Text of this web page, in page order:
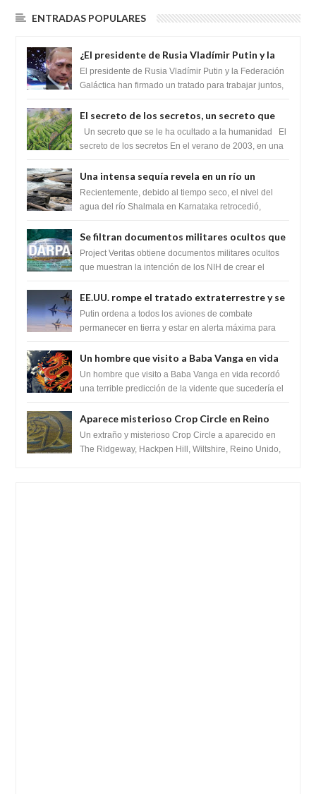
ENTRADAS POPULARES
¿El presidente de Rusia Vladímir Putin y la
Federación Galactica han firmado un
tratado para acabar con los Sionistas?
El presidente de Rusia Vladímir Putin y la Federación
Galáctica han firmado un tratado para trabajar juntos,
El secreto de los secretos, un secreto que
cambiaría por completo el destino de la
humanidad
Un secreto que se le ha ocultado a la humanidad El
secreto de los secretos En el verano de 2003, en una
Una intensa sequía revela en un río un
impresionante hallazgo de miles de Shiva
Lingas
Recientemente, debido al tiempo seco, el nivel del
agua del río Shalmala en Karnataka retrocedió,
Se filtran documentos militares ocultos que
muestran la intención de los NIH de crear el
SARS-CoV-2, utilizando la investigación de
Project Veritas obtiene documentos militares ocultos
que muestran la intención de los NIH de crear el
EE.UU. rompe el tratado extraterrestre y se
prepara para destruir el misterioso satélite
"Caballero Negro"
Putin ordena a todos los aviones de combate
permanecer en tierra y estar en alerta máxima para
Un hombre que visito a Baba Vanga en vida
recordó la terrible predicción de la vidente
para febrero de 2022.
Un hombre que visito a Baba Vanga en vida recordó
una terrible predicción de la vidente que sucedería el
Aparece misterioso Crop Circle en Reino
Unido 23 de junio 2016
Un extraño y misterioso Crop Circle a aparecido en
The Ridgeway, Hackpen Hill, Wiltshire, Reino Unido,